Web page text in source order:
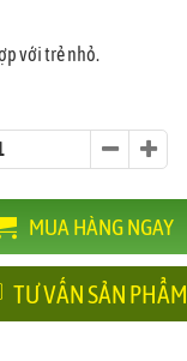
với trẻ nhỏ.
MUA HÀNG NGAY
TƯ VẤN SẢN PHẨM